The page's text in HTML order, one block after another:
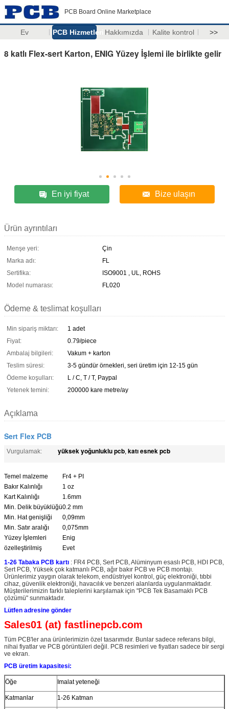
PCB Board Online Marketplace
Ev PCB Hizmetleri Hakkımızda Kalite kontrol >>
8 katlı Flex-sert Karton, ENIG Yüzey İşlemi ile birlikte gelir
En iyi fiyat Bize ulaşın
Ürün ayrıntıları
Menşe yeri:
Çin
Marka adı:
FL
Sertifika:
ISO9001 , UL, ROHS
Model numarası:
FL020
Ödeme & teslimat koşulları
Min sipariş miktarı:
1 adet
Fiyat:
0.79/piece
Ambalaj bilgileri:
Vakum + karton
Teslim süresi:
3-5 gündür örnekleri, seri üretim için 12-15 gün
Ödeme koşulları:
L / C, T / T, Paypal
Yetenek temini:
200000 kare metre/ay
Açıklama
Sert Flex PCB
Vurgulamak: yüksek yoğunluklu pcb, katı esnek pcb
Temel malzeme
Fr4 + PI
Bakır Kalınlığı
1 oz
Kart Kalınlığı
1.6mm
Min. Delik büyüklüğü0.2 mm
Min. Hat genişliği
0,09mm
Min. Satır aralığı
0,075mm
Yüzey İşlemleri
Enig
özelleştirilmiş
Evet
1-26 Tabaka PCB kartı : FR4 PCB, Sert PCB, Alüminyum esaslı PCB, HDI PCB,
Sert PCB, Yüksek çok katmanlı PCB, ağır bakır PCB ve PCB montajı.
Ürünlerimiz yaygın olarak telekom, endüstriyel kontrol, güç elektroniği, tıbbi
cihaz, güvenlik elektroniği, havacılık ve benzeri alanlarda uygulanmaktadır.
Müşterilerimizin farklı taleplerini karşılamak için "PCB Tek Basamaklı PCB
çözümü" sunmaktadır.
Lütfen adresine gönder
Sales01 (at) fastlinepcb.com
Tüm PCB'ler ana ürünlerimizin özel tasarımıdır. Bunlar sadece referans bilgi,
nihai fiyatlar ve PCB görüntüleri değil. PCB resimleri ve fiyatları sadece bir sergi
ve ekran.
PCB üretim kapasitesi:
Öğe Imalat yeteneği
Katmanlar 1-26 Katman